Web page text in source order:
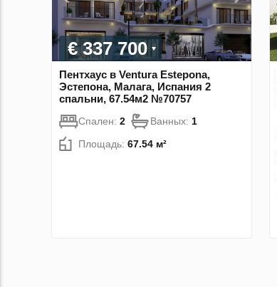
€ 337 700
Пентхаус в Ventura Estepona,
Эстепона, Малага, Испания 2
спальни, 67.54м2 №70757
Спален: 2 Ванных: 1
Площадь: 67.54 м²